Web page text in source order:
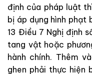
định của pháp luật
bị áp dụng hình phạt
13 Điều 7 Nghị định
tang vật hoặc
hành chính. Thêm
ghen phải thực hiện